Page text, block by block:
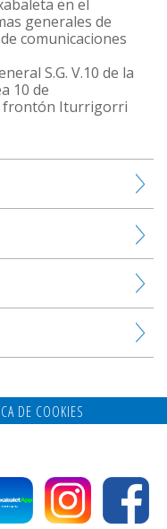
en el
generales de
comunicaciones
S.G. V.10 de la
10 de
frontón Iturrigorri
DE COOKIES